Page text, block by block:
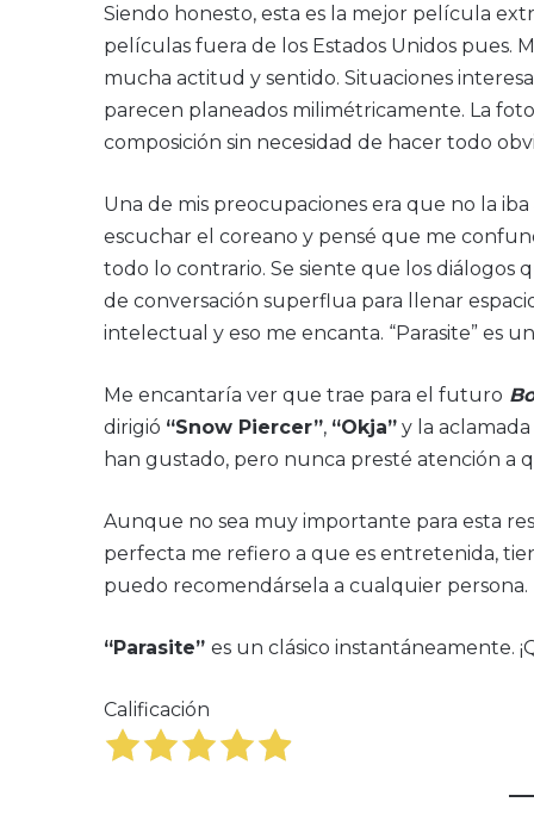
Siendo honesto, esta es la mejor película
películas fuera de los Estados Unidos pues.
mucha actitud y sentido. Situaciones
parecen planeados milimétricamente. La
composición sin necesidad de hacer todo
Una de mis preocupaciones era que no la
escuchar el coreano y pensé que me
todo lo contrario. Se siente que los diálogos
de conversación superflua para llenar
intelectual y eso me encanta. “Parasite” es
Me encantaría ver que trae para el futuro
dirigió “Snow Piercer”, “Okja” y la aclamada
han gustado, pero nunca presté atención a
Aunque no sea muy importante para esta
perfecta me refiero a que es entretenida,
puedo recomendársela a cualquier persona.
“Parasite” es un clásico instantáneamente.
Calificación